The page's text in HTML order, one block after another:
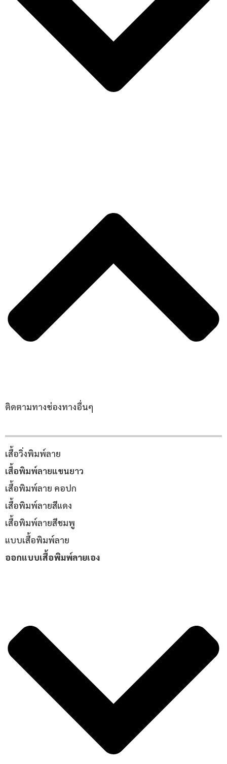
ติดตามทางช่องทางอื่นๆ
เสื้อวิ่งพิมพ์ลาย
เสื้อพิมพ์ลายแขนยาว
เสื้อพิมพ์ลาย คอปก
เสื้อพิมพ์ลายสีแดง
เสื้อพิมพ์ลายสีชมพู
แบบเสื้อพิมพ์ลาย
ออกแบบเสื้อพิมพ์ลายเอง